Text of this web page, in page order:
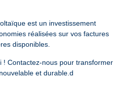
est un investissement
réalisées sur vos factures
disponibles.
! Contactez-nous pour transformer
et durable.d